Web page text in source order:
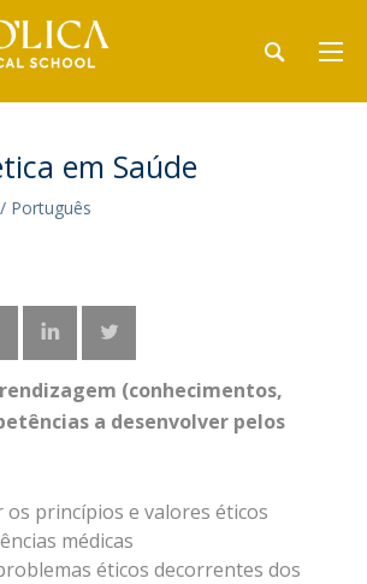
em Saúde
Português
(conhecimentos,
a desenvolver pelos
os princípios e valores éticos
médicas
éticos decorrentes dos